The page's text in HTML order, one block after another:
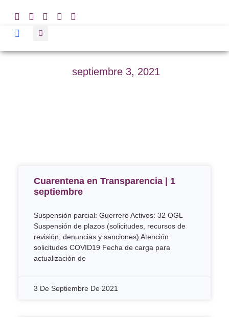
septiembre 3, 2021
Cuarentena en Transparencia | 1
septiembre
Suspensión parcial: Guerrero Activos: 32 OGL
Suspensión de plazos (solicitudes, recursos de
revisión, denuncias y sanciones) Atención
solicitudes COVID19 Fecha de carga para
actualización de
3 De Septiembre De 2021